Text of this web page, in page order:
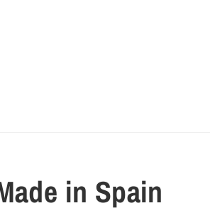
in Spain